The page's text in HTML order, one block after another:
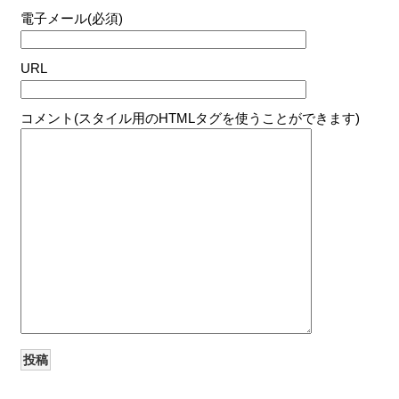
電子メール(必須)
URL
コメント(スタイル用のHTMLタグを使うことができます)